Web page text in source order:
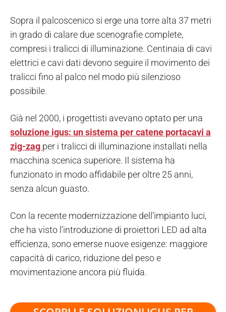
Sopra il palcoscenico si erge una torre alta 37 metri
in grado di calare due scenografie complete,
compresi i tralicci di illuminazione. Centinaia di cavi
elettrici e cavi dati devono seguire il movimento dei
tralicci fino al palco nel modo più silenzioso
possibile.
Già nel 2000, i progettisti avevano optato per una
soluzione igus: un sistema per catene portacavi a
zig-zag per i tralicci di illuminazione installati nella
macchina scenica superiore. Il sistema ha
funzionato in modo affidabile per oltre 25 anni,
senza alcun guasto.
Con la recente modernizzazione dell’impianto luci,
che ha visto l’introduzione di proiettori LED ad alta
efficienza, sono emerse nuove esigenze: maggiore
capacità di carico, riduzione del peso e
movimentazione ancora più fluida.